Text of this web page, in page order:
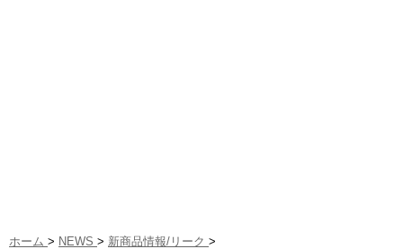
ホーム > NEWS > 新商品情報/リーク >